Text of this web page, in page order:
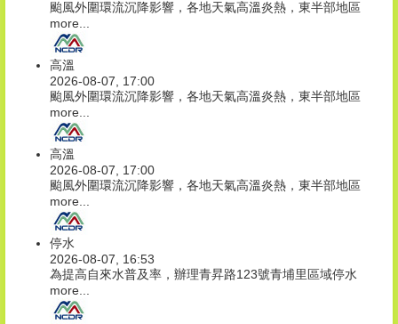
颱風外圍環流沉降影響，各地天氣高溫炎熱，東半部地區
more...
高溫
2026-08-07, 17:00
颱風外圍環流沉降影響，各地天氣高溫炎熱，東半部地區
more...
高溫
2026-08-07, 17:00
颱風外圍環流沉降影響，各地天氣高溫炎熱，東半部地區
more...
停水
2026-08-07, 16:53
為提高自來水普及率，辦理青昇路123號青埔里區域停水
more...